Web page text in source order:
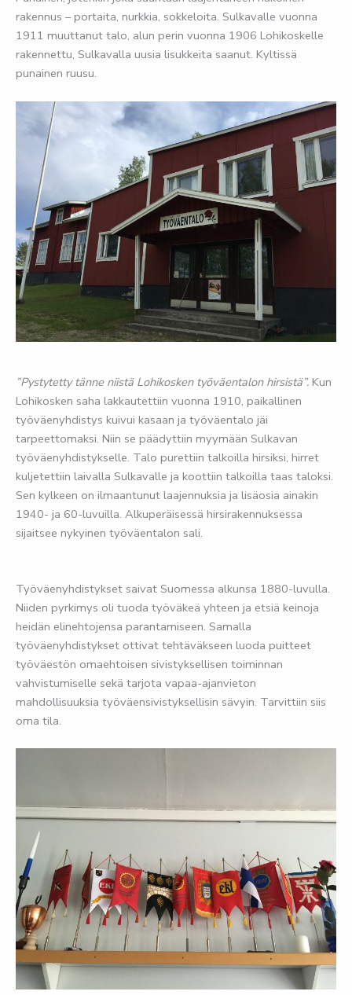
rakennus – portaita, nurkkia, sokkeloita. Sulkavalle vuonna
1911 muuttanut talo, alun perin vuonna 1906 Lohikoskelle
rakennettu, Sulkavalla uusia lisukkeita saanut. Kyltissä
punainen ruusu.
”Pystytetty tänne niistä Lohikosken työväentalon hirsistä”. Kun
Lohikosken saha lakkautettiin vuonna 1910, paikallinen
työväenyhdistys kuivui kasaan ja työväentalo jäi
tarpeettomaksi. Niin se päädyttiin myymään Sulkavan
työväenyhdistykselle. Talo purettiin talkoilla hirsiksi, hirret
kuljetettiin laivalla Sulkavalle ja koottiin talkoilla taas taloksi.
Sen kylkeen on ilmaantunut laajennuksia ja lisäosia ainakin
1940- ja 60-luvuilla. Alkuperäisessä hirsirakennuksessa
sijaitsee nykyinen työväentalon sali.
Työväenyhdistykset saivat Suomessa alkunsa 1880-luvulla.
Niiden pyrkimys oli tuoda työväkeä yhteen ja etsiä keinoja
heidän elinehtojensa parantamiseen. Samalla
työväenyhdistykset ottivat tehtäväkseen luoda puitteet
työväestön omaehtoisen sivistyksellisen toiminnan
vahvistumiselle sekä tarjota vapaa-ajanvieton
mahdollisuuksia työväensivistyksellisin sävyin. Tarvittiin siis
oma tila.